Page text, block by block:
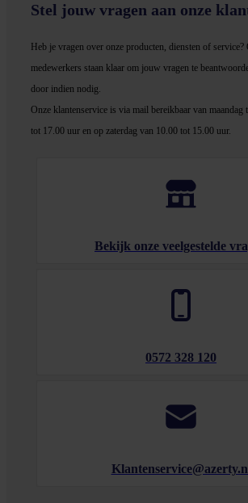
Stel jouw vragen aan onze
Heb je vragen over onze producten, diensten of service?
medewerkers staan klaar om jouw vragen te
door indien nodig.
Onze klantenservice is via mail bereikbaar van
tot 17.00 uur en op zaterdag van 10.00 tot 15.00 uur.
Bekijk onze veelgestelde
0572 328 120